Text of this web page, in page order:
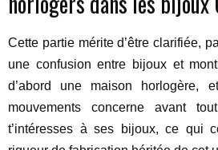
Cette partie mérite d’être clarifiée,
une confusion entre bijoux et
d’abord une maison horlogère,
mouvements concerne avant
t’intéresses à ses bijoux, ce qui